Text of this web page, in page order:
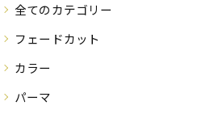
全てのカテゴリー
フェードカット
カラー
パーマ